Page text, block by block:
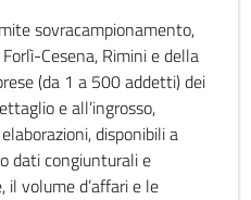
sovracampionamento,
Cesena, Rimini e della
(da 1 a 500 addetti) dei
e all’ingrosso,
disponibili a
dati congiunturali e
volume d’affari e le